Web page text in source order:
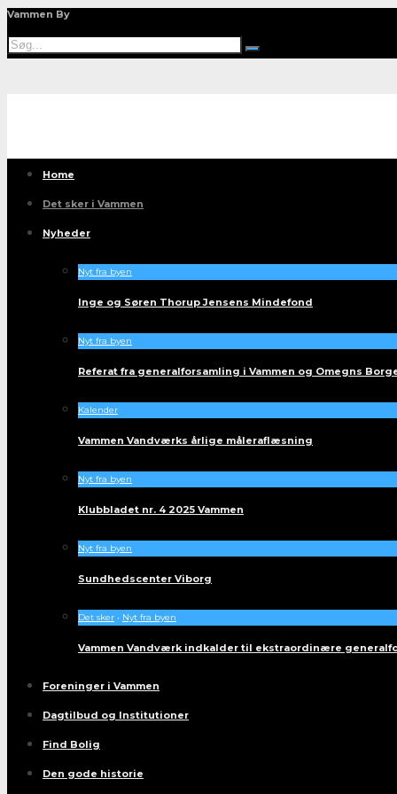
Vammen By
Home
Det sker i Vammen
Nyheder
Nyt fra byen
Inge og Søren Thorup Jensens Mindefond
Nyt fra byen
Referat fra generalforsamling i Vammen og Omegns
Kalender
Vammen Vandværks årlige måleraflæsning
Nyt fra byen
Klubbladet nr. 4 2025 Vammen
Nyt fra byen
Sundhedscenter Viborg
Det sker • Nyt fra byen
Vammen Vandværk indkalder til ekstraordinære
Foreninger i Vammen
Dagtilbud og Institutioner
Find Bolig
Den gode historie